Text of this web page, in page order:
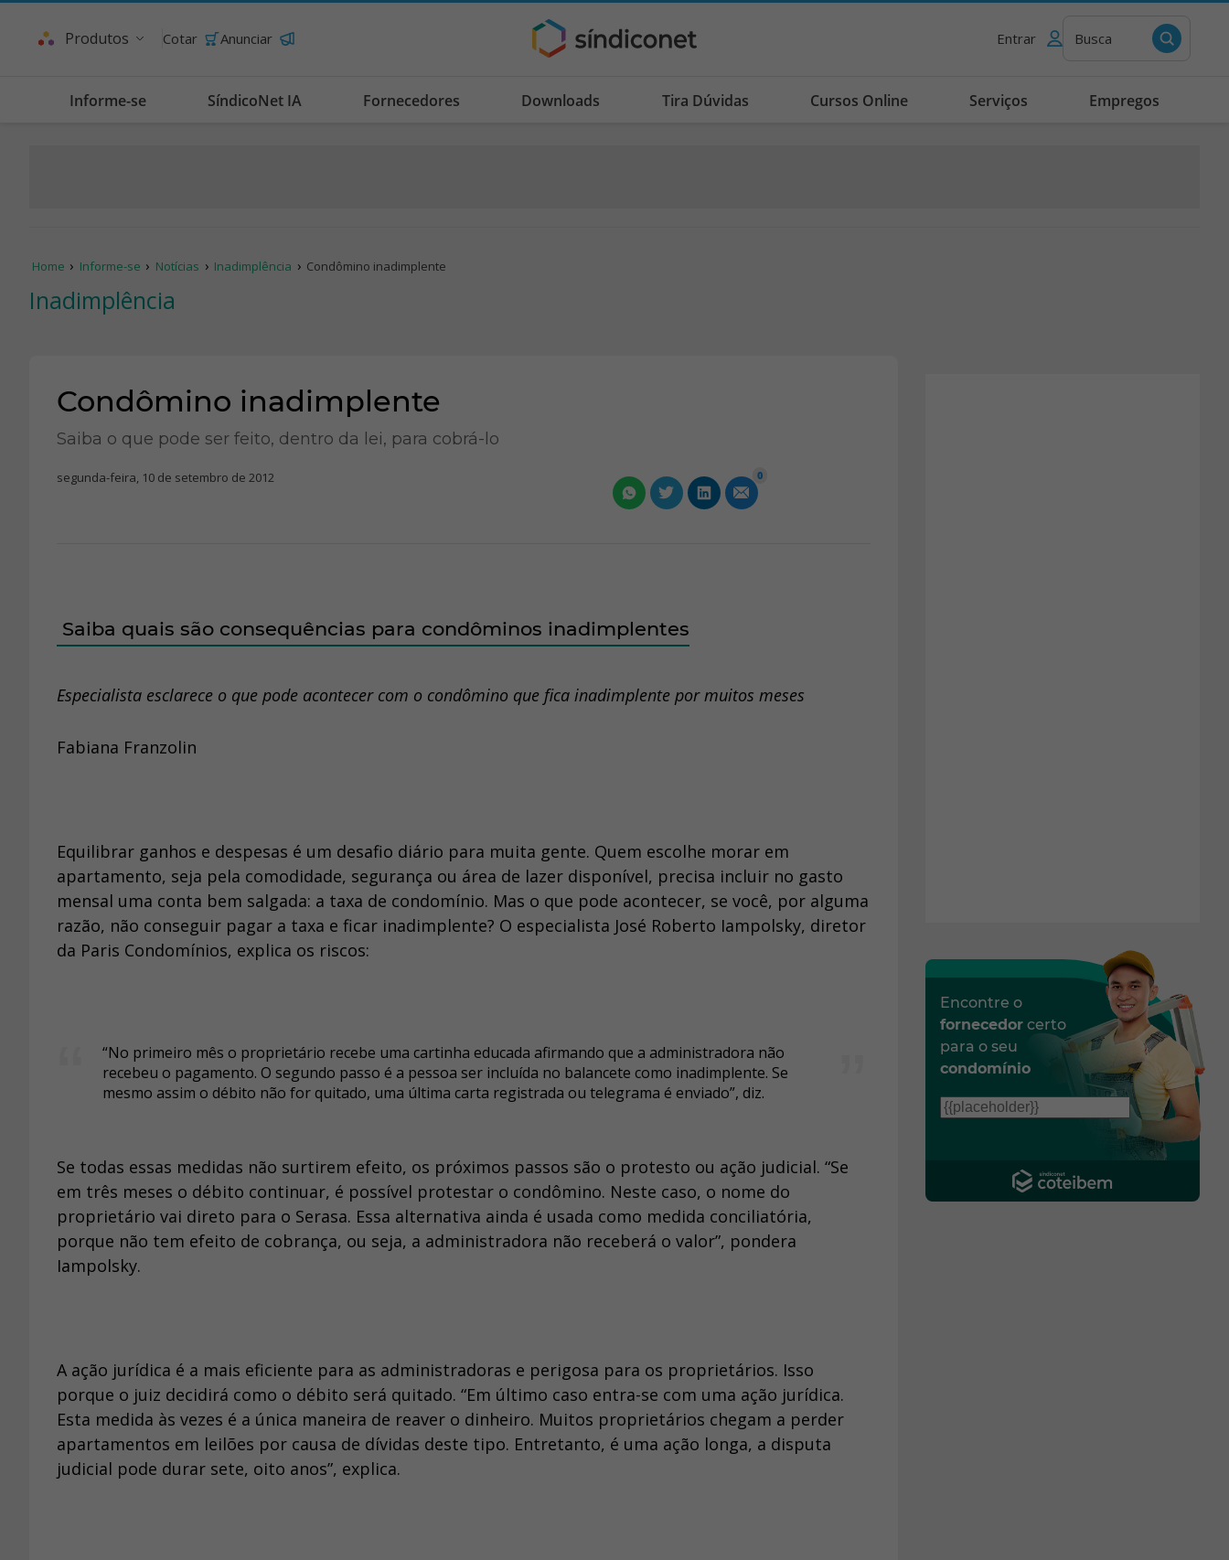
Produtos Cotar Anunciar Entrar Busca
Informe-se SíndicoNet IA Fornecedores Downloads Tira Dúvidas Cursos Online Serviços Empregos
Home Informe-se Notícias Inadimplência Condômino inadimplente
Inadimplência
Condômino inadimplente
Saiba o que pode ser feito, dentro da lei, para cobrá-lo
segunda-feira, 10 de setembro de 2012 0
Saiba quais são consequências para condôminos inadimplentes
Especialista esclarece o que pode acontecer com o condômino que fica inadimplente por muitos meses
Fabiana Franzolin
Equilibrar ganhos e despesas é um desafio diário para muita gente. Quem escolhe morar em
apartamento, seja pela comodidade, segurança ou área de lazer disponível, precisa incluir no gasto
mensal uma conta bem salgada: a taxa de condomínio. Mas o que pode acontecer, se você, por alguma
razão, não conseguir pagar a taxa e ficar inadimplente? O especialista José Roberto Iampolsky, diretor
da Paris Condomínios, explica os riscos:
“No primeiro mês o proprietário recebe uma cartinha educada afirmando que a administradora não
recebeu o pagamento. O segundo passo é a pessoa ser incluída no balancete como inadimplente. Se
mesmo assim o débito não for quitado, uma última carta registrada ou telegrama é enviado”, diz.
Se todas essas medidas não surtirem efeito, os próximos passos são o protesto ou ação judicial. “Se
em três meses o débito continuar, é possível protestar o condômino. Neste caso, o nome do
proprietário vai direto para o Serasa. Essa alternativa ainda é usada como medida conciliatória,
porque não tem efeito de cobrança, ou seja, a administradora não receberá o valor”, pondera
Iampolsky.
A ação jurídica é a mais eficiente para as administradoras e perigosa para os proprietários. Isso
porque o juiz decidirá como o débito será quitado. “Em último caso entra-se com uma ação jurídica.
Esta medida às vezes é a única maneira de reaver o dinheiro. Muitos proprietários chegam a perder
apartamentos em leilões por causa de dívidas deste tipo. Entretanto, é uma ação longa, a disputa
judicial pode durar sete, oito anos”, explica.
Encontre o
fornecedor certo
para o seu
condomínio